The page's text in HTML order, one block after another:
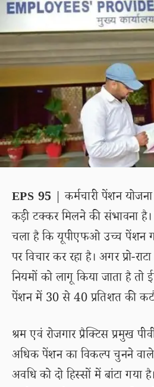
EPS 95 | कर्मचारी पेंशन
कड़ी टक्कर मिलने की संभावना है।
चला है कि यूपीएफओ उच्च पेंशन
पर विचार कर रहा है। अगर प्रो-
नियमों को लागू किया जाता है
पेंशन में 30 से 40 प्रतिशत की
श्रम एवं रोजगार प्रैक्टिस प्रमुख
अधिक पेंशन का विकल्प चुनने वाले
अवधि को दो हिस्सों में बांटा